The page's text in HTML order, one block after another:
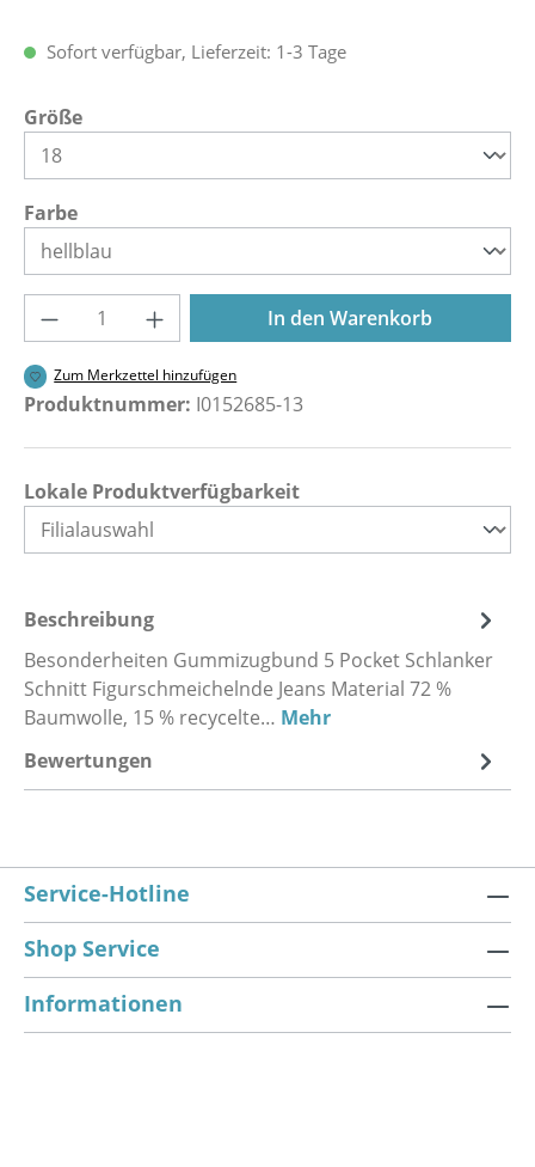
Sofort verfügbar, Lieferzeit: 1-3 Tage
Größeauswählen
Farbeauswählen
Produkt Anzahl: Gib den gewünschten
In den Warenkorb
Zum Merkzettel hinzufügen
Produktnummer: I0152685-13
Lokale Produktverfügbarkeit
Beschreibung
Besonderheiten Gummizugbund 5 Pocket Schlanker
Schnitt Figurschmeichelnde Jeans Material 72 %
Baumwolle, 15 % recycelte… Mehr
Bewertungen
Service-Hotline
Shop Service
Informationen